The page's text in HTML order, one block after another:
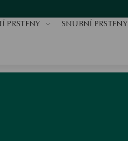
PRSTENY SNUBNÍ PRSTENY